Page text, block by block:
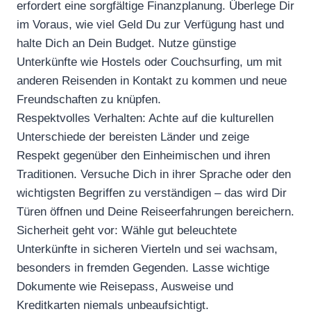
erfordert eine sorgfältige Finanzplanung. Überlege Dir
im Voraus, wie viel Geld Du zur Verfügung hast und
halte Dich an Dein Budget. Nutze günstige
Unterkünfte wie Hostels oder Couchsurfing, um mit
anderen Reisenden in Kontakt zu kommen und neue
Freundschaften zu knüpfen.
Respektvolles Verhalten: Achte auf die kulturellen
Unterschiede der bereisten Länder und zeige
Respekt gegenüber den Einheimischen und ihren
Traditionen. Versuche Dich in ihrer Sprache oder den
wichtigsten Begriffen zu verständigen – das wird Dir
Türen öffnen und Deine Reiseerfahrungen bereichern.
Sicherheit geht vor: Wähle gut beleuchtete
Unterkünfte in sicheren Vierteln und sei wachsam,
besonders in fremden Gegenden. Lasse wichtige
Dokumente wie Reisepass, Ausweise und
Kreditkarten niemals unbeaufsichtigt.